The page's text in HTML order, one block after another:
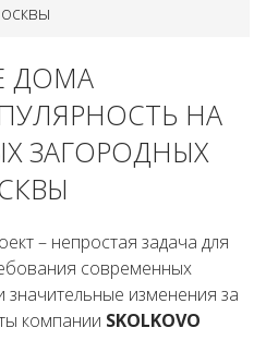
ДОМА
НА
ЗАГОРОДНЫХ
– непростая задача для
современных
значительные изменения за
компании SKOLKOVO